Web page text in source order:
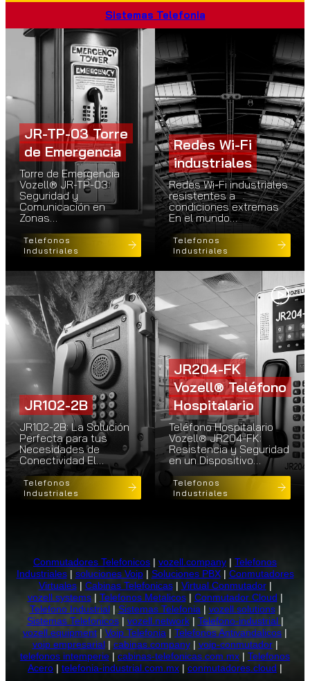
Sistemas Telefonia
JR-TP-03 Torre
de Emergencia
Torre de Emergencia
Vozell® JR-TP-03:
Seguridad y
Comunicación en
Zonas…
Telefonos
Industriales
Redes Wi-Fi
industriales
Redes Wi-Fi industriales
resistentes a
condiciones extremas
En el mundo…
Telefonos
Industriales
JR102-2B
JR102-2B: La Solución
Perfecta para tus
Necesidades de
Conectividad El…
Telefonos
Industriales
JR204-FK
Vozell® Teléfono
Hospitalario
Teléfono Hospitalario
Vozell® JR204-FK:
Resistencia y Seguridad
en un Dispositivo…
Telefonos
Industriales
Conmutadores Telefonicos | vozell.company | Telefonos
Industriales| soluciones Voip| Soluciones PBX| Conmutadores
Virtuales| Cabinas Telefonicas| Virtual Conmutador|
vozell.systems| Telefonos Metalicos| Conmutador Cloud |
Telefono Industrial| Sistemas Telefonia | vozell.solutions|
Sistemas Telefonicos| vozell.network| Telefono-industrial |
vozell.equipment | Voip Telefonia | Telefonos Antivandalicos |
voip empresarial| cabinas.company| voip-conmutador|
telefonos intemperie | cabinas-telefonicas.com.mx | Telefonos
Acero | telefonia-industrial.com.mx | conmutadores.cloud |